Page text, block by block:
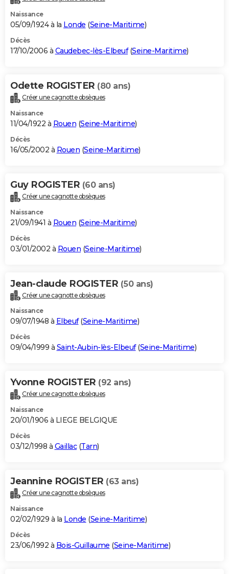
Naissance
05/09/1924 à la Londe (Seine-Maritime)
Décès
17/10/2006 à Caudebec-lès-Elbeuf(Seine-Maritime)
Odette ROGISTER (80 ans)
Créer une cagnotte obsèques
Naissance
11/04/1922 à Rouen (Seine-Maritime)
Décès
16/05/2002 à Rouen (Seine-Maritime)
Guy ROGISTER (60 ans)
Créer une cagnotte obsèques
Naissance
21/09/1941 à Rouen (Seine-Maritime)
Décès
03/01/2002 à Rouen (Seine-Maritime)
Jean-claude ROGISTER (50 ans)
Créer une cagnotte obsèques
Naissance
09/07/1948 à Elbeuf(Seine-Maritime)
Décès
09/04/1999 à Saint-Aubin-lès-Elbeuf(Seine-Maritime)
Yvonne ROGISTER (92 ans)
Créer une cagnotte obsèques
Naissance
20/01/1906 à LIEGE BELGIQUE
Décès
03/12/1998 à Gaillac(Tarn)
Jeannine ROGISTER (63 ans)
Créer une cagnotte obsèques
Naissance
02/02/1929 à la Londe (Seine-Maritime)
Décès
23/06/1992 à Bois-Guillaume (Seine-Maritime)